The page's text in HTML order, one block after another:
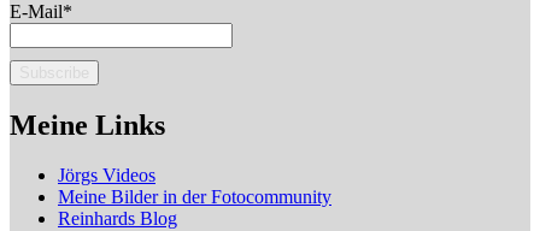
E-Mail*
Meine Links
Jörgs Videos
Meine Bilder in der Fotocommunity
Reinhards Blog